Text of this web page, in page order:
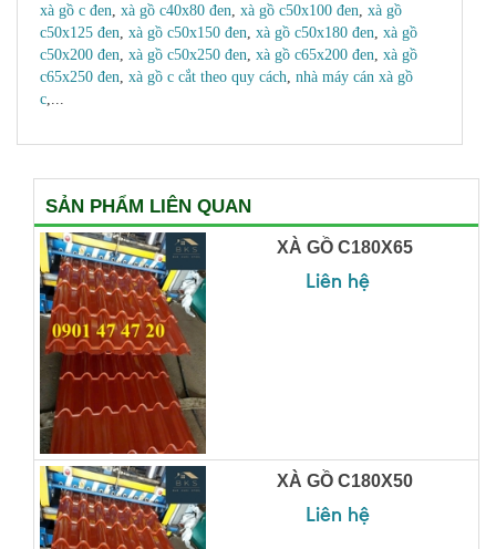
xà gồ c đen xà gồ c40x80 đen xà gồ c50x100 đen xà gồ
c50x125 đen xà gồ c50x150 đen xà gồ c50x180 đen xà gồ
c50x200 đen xà gồ c50x250 đen xà gồ c65x200 đen xà gồ
c65x250 đen xà gồ c cắt theo quy cách nhà máy cán xà gồ
c
SẢN PHẨM LIÊN QUAN
XÀ GỒ C180X65
Liên hệ
XÀ GỒ C180X50
Liên hệ